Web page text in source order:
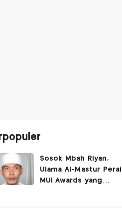
Sosok Mbah Riyan,
Ulama Al-Mastur
MUI Awards yang